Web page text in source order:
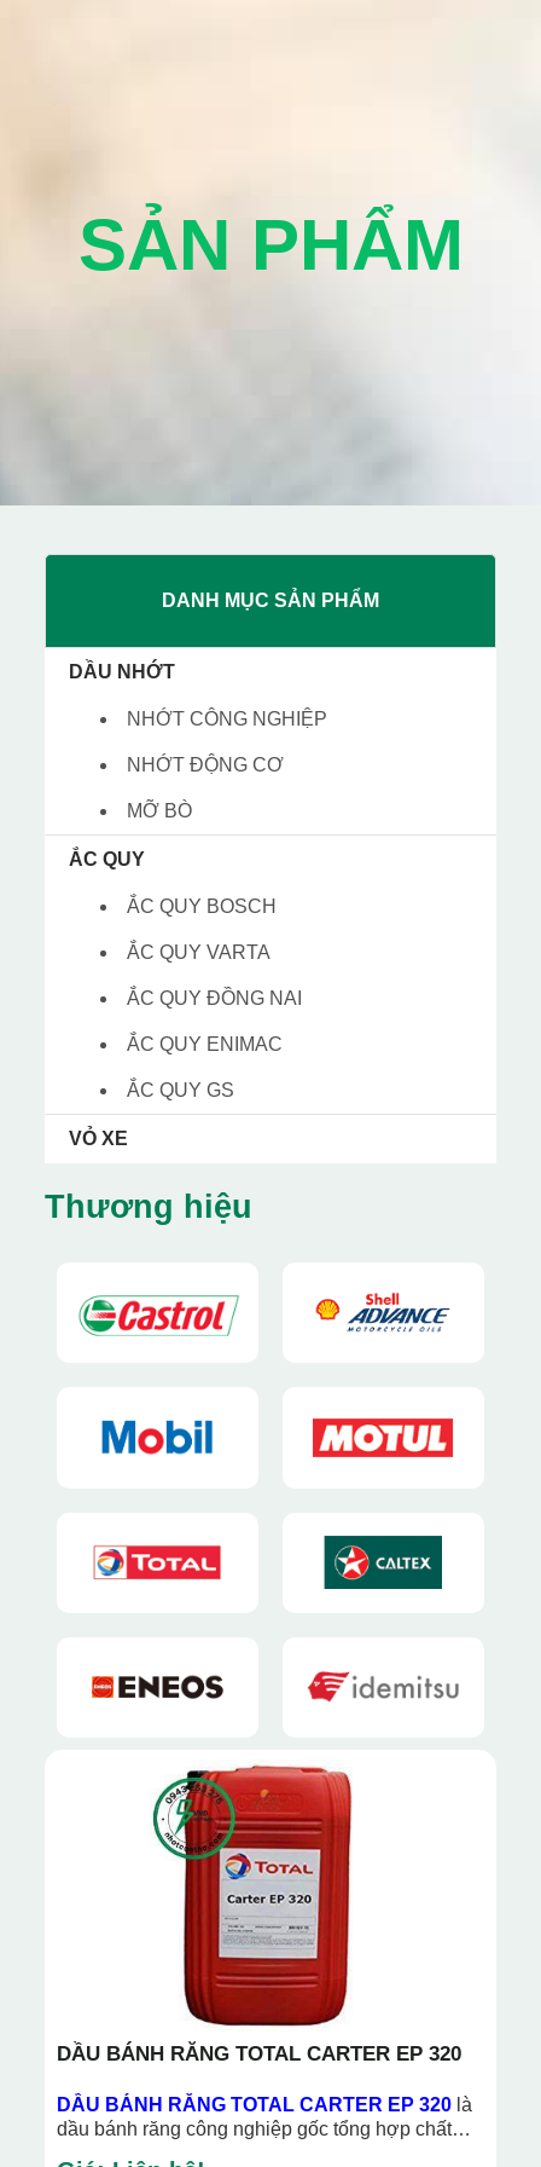
SẢN PHẨM
DANH MỤC SẢN PHẨM
DẦU NHỚT
NHỚT CÔNG NGHIỆP
NHỚT ĐỘNG CƠ
MỠ BÒ
ẮC QUY
ẮC QUY BOSCH
ẮC QUY VARTA
ẮC QUY ĐỒNG NAI
ẮC QUY ENIMAC
ẮC QUY GS
VỎ XE
Thương hiệu
DẦU BÁNH RĂNG TOTAL CARTER EP 320
DẦU BÁNH RĂNG TOTAL CARTER EP 320 là
dầu bánh răng công nghiệp gốc tổng hợp chất